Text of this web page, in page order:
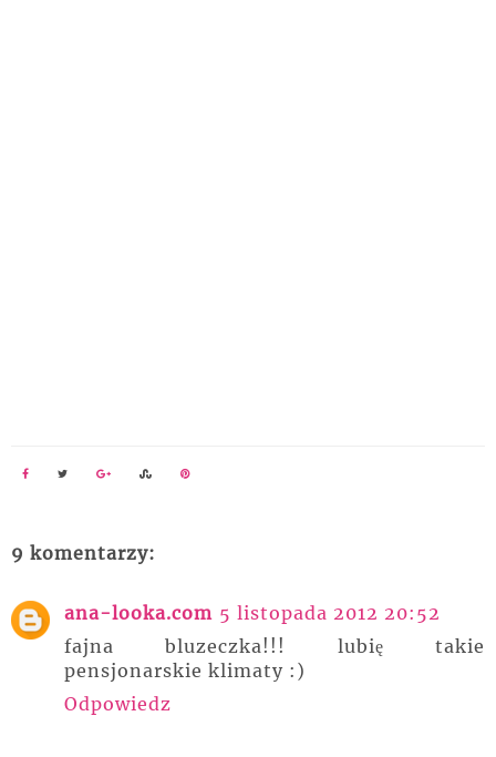
9 komentarzy:
ana-looka.com 5 listopada 2012 20:52
fajna bluzeczka!!! lubię takie
pensjonarskie klimaty :)
Odpowiedz